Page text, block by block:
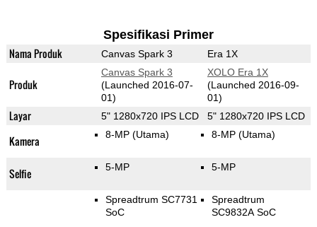
Spesifikasi Primer
Nama Produk Canvas Spark 3 Era 1X
Produk
Canvas Spark 3
(Launched 2016-07-
01)
XOLO Era 1X
(Launched 2016-09-
01)
Layar 5" 1280x720 IPS LCD 5" 1280x720 IPS LCD
Kamera 8-MP (Utama) 8-MP (Utama)
Selfie 5-MP 5-MP
Spreadtrum SC7731
SoC
Spreadtrum
SC9832A SoC